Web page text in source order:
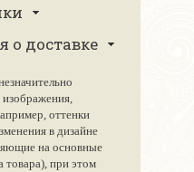
доставке
изображения,
оттенки
в дизайне
на основные
товара), при этом